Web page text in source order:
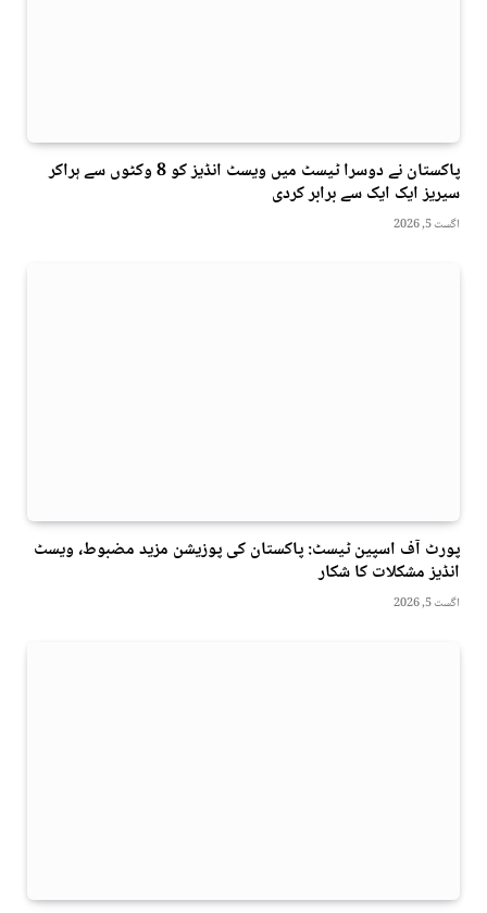
پاکستان نے دوسرا ٹیسٹ میں ویسٹ انڈیز کو 8 وکٹوں سے ہراکر
سیریز ایک ایک سے برابر کردی
اگست 5, 2026
پورٹ آف اسپین ٹیسٹ: پاکستان کی پوزیشن مزید مضبوط، ویسٹ
انڈیز مشکلات کا شکار
اگست 5, 2026